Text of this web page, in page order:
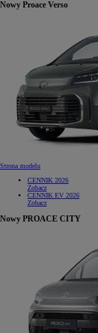
Nowy Proace Verso
Strona modelu
CENNIK 2026
Zobacz
CENNIK EV 2026
Zobacz
Nowy PROACE CITY